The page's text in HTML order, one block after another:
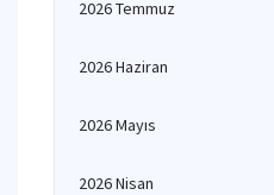
2026 Temmuz
2026 Haziran
2026 Mayıs
2026 Nisan